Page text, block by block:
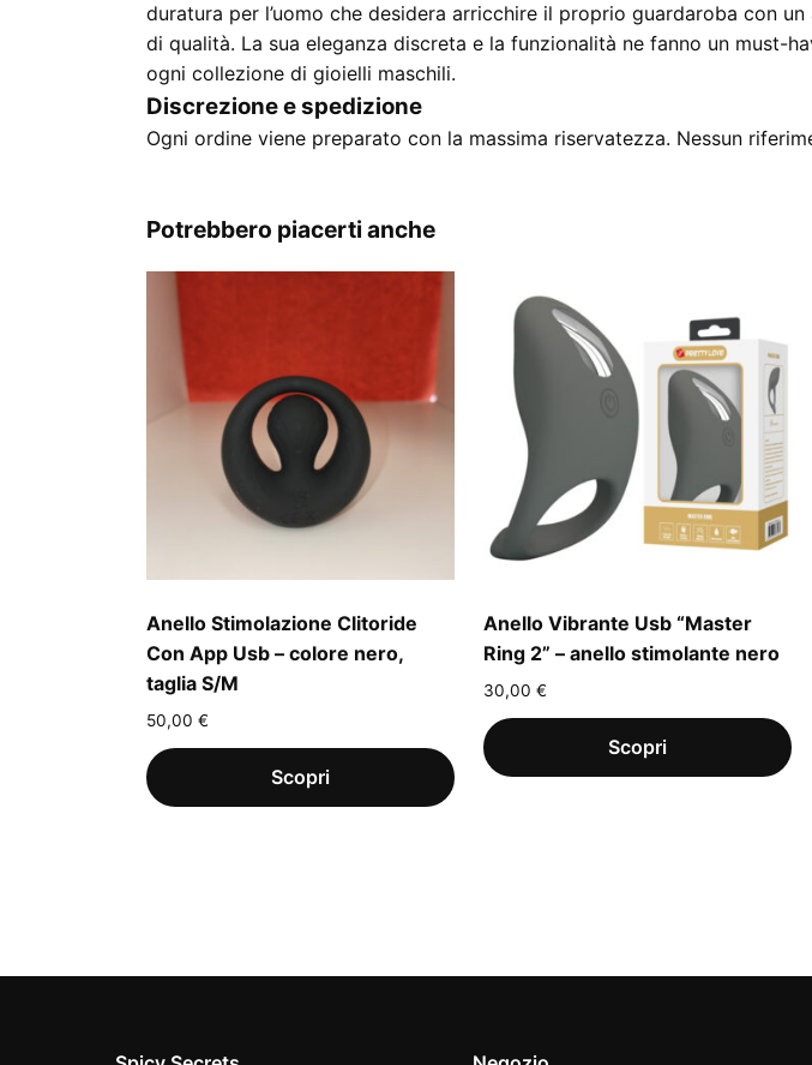
duratura per l’uomo che desidera arricchire il proprio guardaroba con un
di qualità. La sua eleganza discreta e la funzionalità ne fanno un must-
ogni collezione di gioielli maschili.
Discrezione e spedizione
Ogni ordine viene preparato con la massima riservatezza. Nessun
Potrebbero piacerti anche
Anello Stimolazione Clitoride
Con App Usb – colore nero,
taglia S/M
50,00 €
Anello Vibrante Usb “Master
Ring 2” – anello stimolante nero
30,00 €